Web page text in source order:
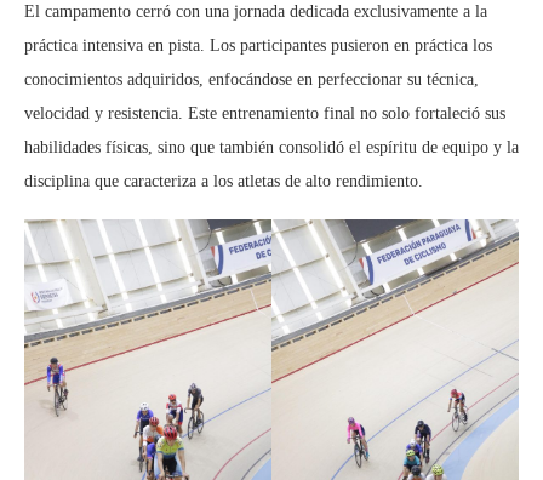
El campamento cerró con una jornada dedicada exclusivamente a la
práctica intensiva en pista. Los participantes pusieron en práctica los
conocimientos adquiridos, enfocándose en perfeccionar su técnica,
velocidad y resistencia. Este entrenamiento final no solo fortaleció sus
habilidades físicas, sino que también consolidó el espíritu de equipo y la
disciplina que caracteriza a los atletas de alto rendimiento.